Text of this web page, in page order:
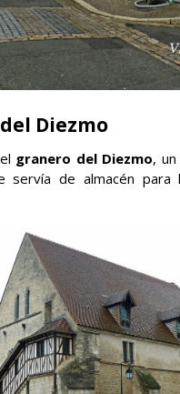
Diezmo
granero del Diezmo,
servía de almacén para